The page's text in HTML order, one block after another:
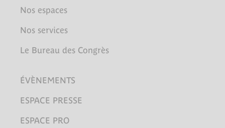
Nos espaces
Nos services
Le Bureau des Congrès
ÉVÈNEMENTS
ESPACE PRESSE
ESPACE PRO